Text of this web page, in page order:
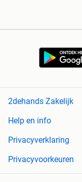
2dehands Zakelijk
Help en info
Privacyverklaring
Privacyvoorkeuren